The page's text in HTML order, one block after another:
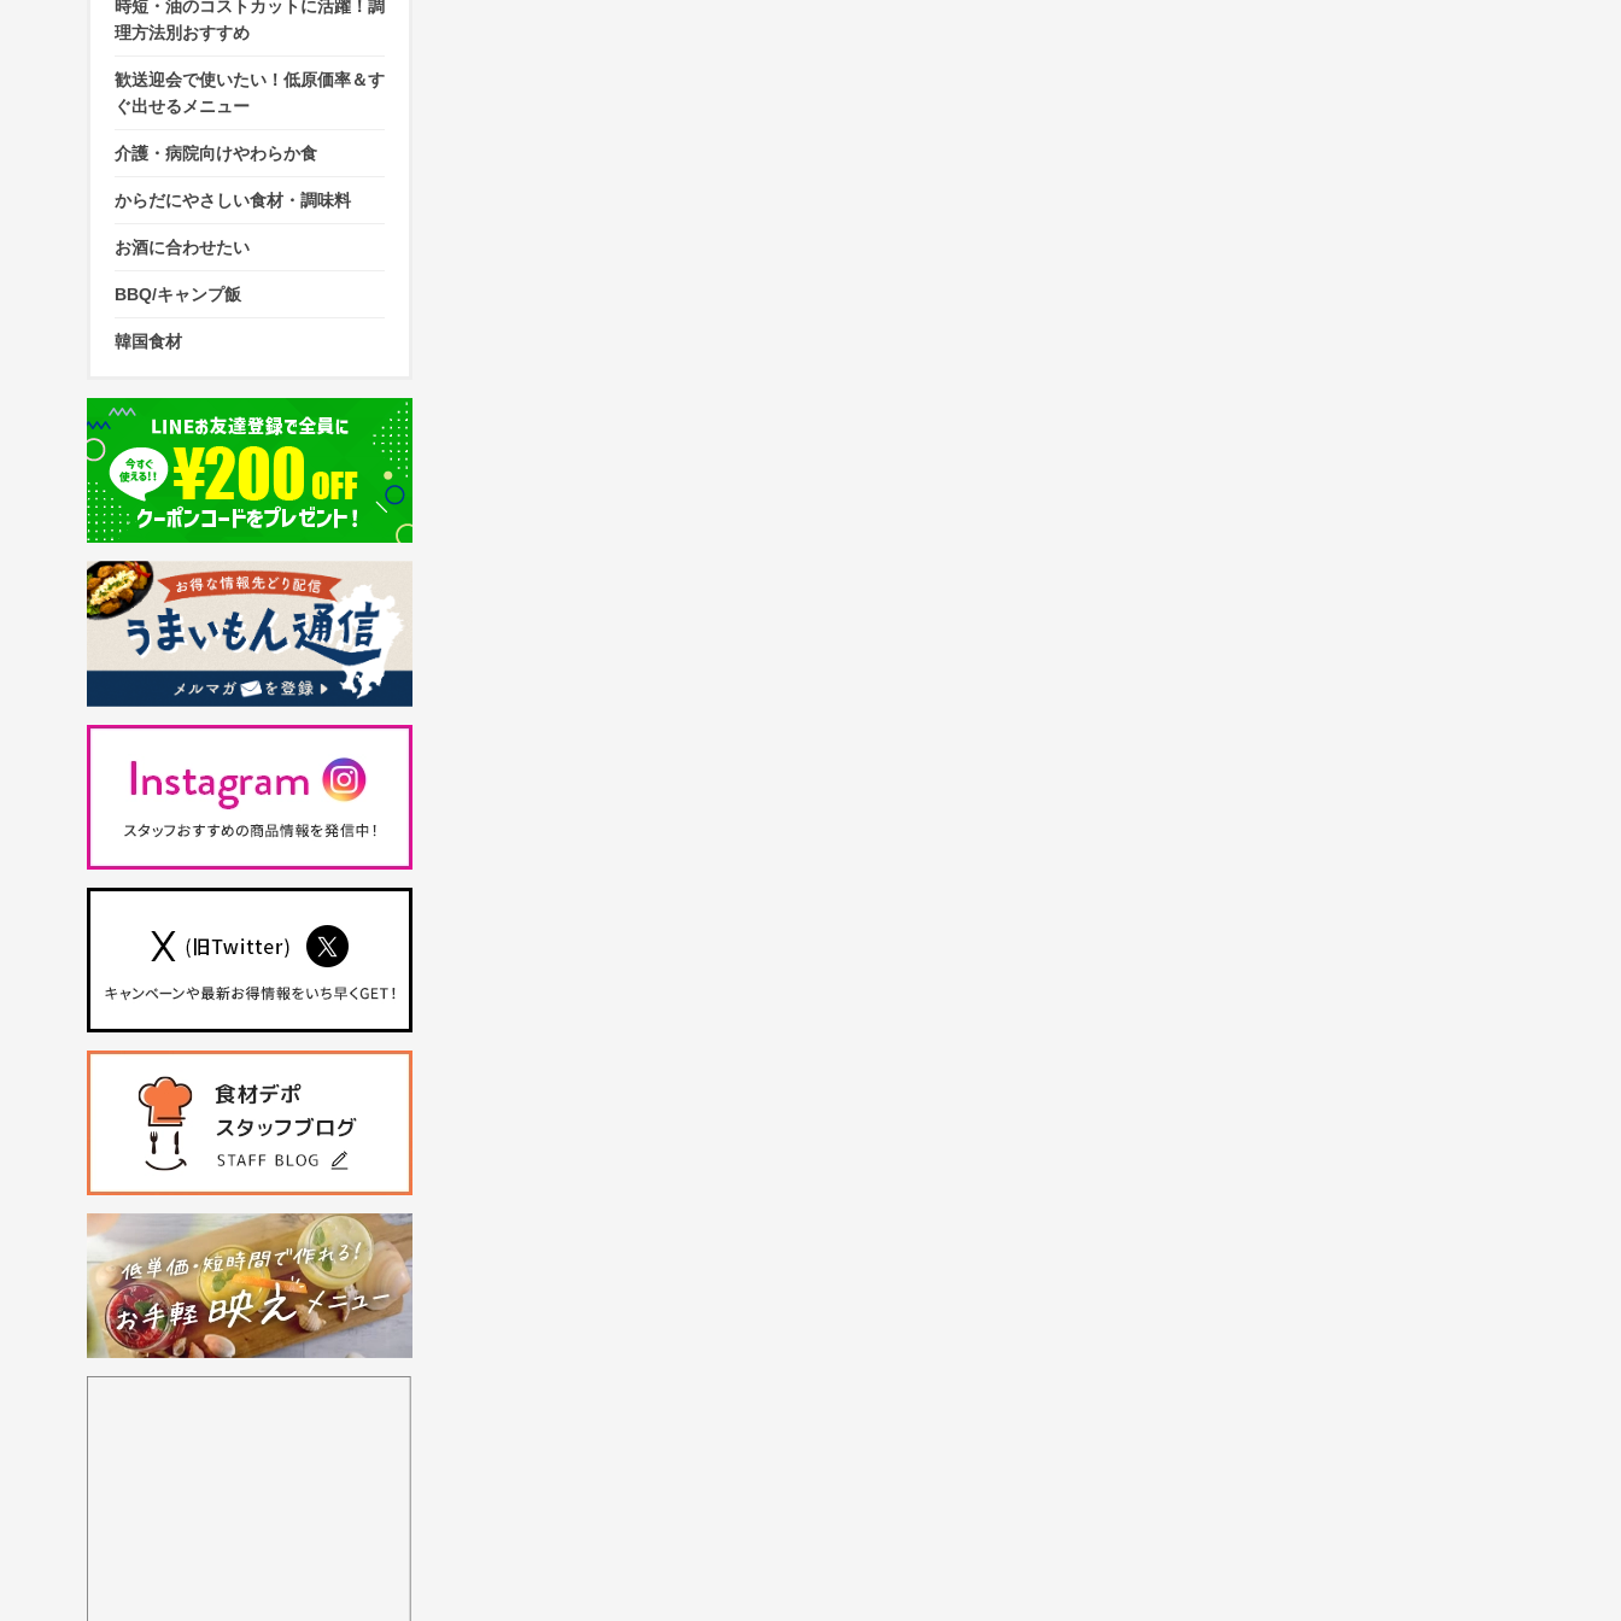
時短・油のコストカットに活躍！調
理方法別おすすめ
歓送迎会で使いたい！低原価率＆す
ぐ出せるメニュー
介護・病院向けやわらか食
からだにやさしい食材・調味料
お酒に合わせたい
BBQ/キャンプ飯
韓国食材